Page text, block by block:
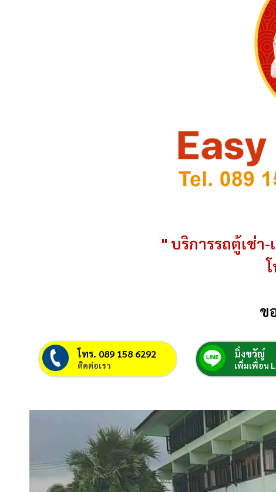
" บริการรถตู้เช่า
ข
โทร. 089 158 6292
ติดต่อเรา
มิ่งขวัญ์
เพิ่มเพื่อน